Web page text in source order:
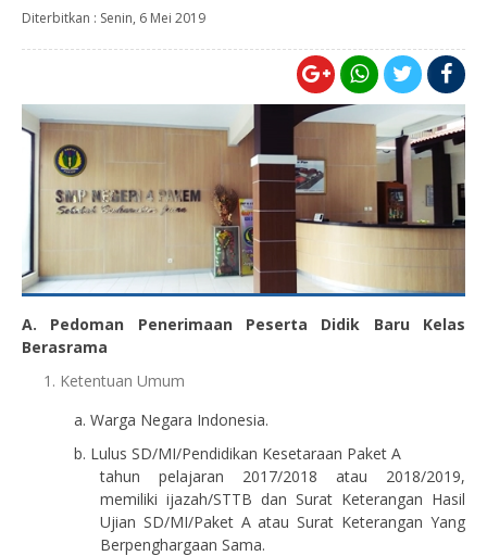
Diterbitkan : Senin, 6 Mei 2019
A. Pedoman Penerimaan Peserta Didik Baru
Kelas
Berasrama
Ketentuan Umum
a. Warga Negara Indonesia.
b. Lulus SD/MI/Pendidikan Kesetaraan Paket A
tahun
pelajaran 201 7/2018 atau 2018/2019,
memiliki ijazah/STTB dan Surat Keterangan Hasil
Ujian SD/MI/Paket A atau Surat Keterangan Yang
Berpenghargaan Sama.